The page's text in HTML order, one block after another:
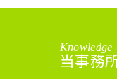
Knowledge
当事務